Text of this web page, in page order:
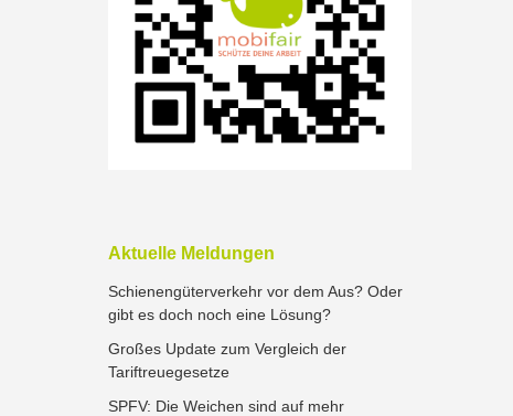
Aktuelle Meldungen
Schienengüterverkehr vor dem Aus? Oder
gibt es doch noch eine Lösung?
Großes Update zum Vergleich der
Tariftreuegesetze
SPFV: Die Weichen sind auf mehr